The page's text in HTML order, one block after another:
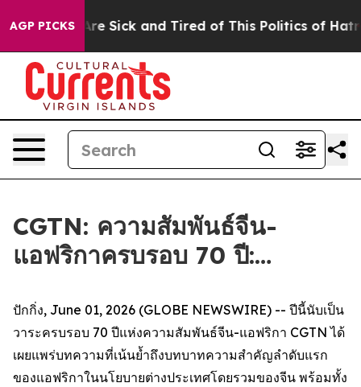
AGP PICKSAre Sick and Tired of This Politics of Hatred”
CGTN: ความสัมพันธ์จีน-
แอฟริกาครบรอบ 70 ปี:…
ปักกิ่ง, June 01, 2026 (GLOBE NEWSWIRE) -- ปีนี้นับเป็น
วาระครบรอบ 70 ปีแห่งความสัมพันธ์จีน-แอฟริกา CGTN ได้
เผยแพร่บทความที่เน้นย้ำถึงบทบาทความสำคัญลำดับแรก
ของแอฟริกาในนโยบายต่างประเทศโดยรวมของจีน พร้อมทั้ง